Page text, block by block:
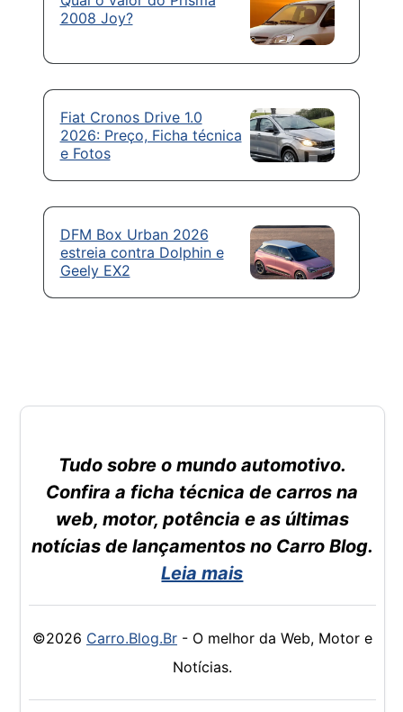
2008 Joy?
Fiat Cronos Drive 1.0
2026: Preço, Ficha técnica
e Fotos
DFM Box Urban 2026
estreia contra Dolphin e
Geely EX2
Tudo sobre o mundo automotivo.
Confira a ficha técnica de carros na
web, motor, potência e as últimas
notícias de lançamentos no Carro Blog.
Leia mais
©2026 Carro.Blog.Br- O melhor da Web, Motor e
Notícias.